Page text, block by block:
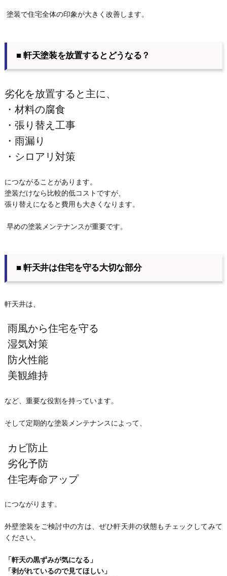
塗装で住宅全体の印象が大きく改善します。
■ 軒天塗装を放置するとどうなる？
劣化を放置すると主に、
・材料の腐食
・張り替え工事
・雨漏り
・シロアリ対策
につながることがあります。
塗装だけなら比較的低コストですが、
張り替えになると費用も大きくなります。
早めの塗装メンテナンスが重要です。
■ 軒天井は住宅を守る大切な部分
軒天井は、
雨風から住宅を守る
湿気対策
防火性能
美観維持
など、重要な役割を持っています。
そして定期的な塗装メンテナンスによって、
カビ防止
劣化予防
住宅寿命アップ
につながります。
外壁塗装をご検討中の方は、ぜひ軒天井の状態もチェックしてみて
ください。
「軒天の黒ずみが気になる」
「剥がれているので見てほしい」